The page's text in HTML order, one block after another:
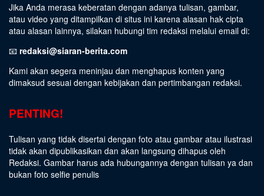
Jika Anda merasa keberatan dengan adanya tulisan, gambar,
atau video yang ditampilkan di situs ini karena alasan hak cipta
atau alasan lainnya, silakan hubungi tim redaksi melalui email di:
📧 redaksi@siaran-berita.com
Kami akan segera meninjau dan menghapus konten yang
dimaksud sesuai dengan kebijakan dan pertimbangan redaksi.
PENTING!
Tulisan yang tidak disertai dengan foto atau gambar atau ilustrasi
tidak akan dipublikasikan dan akan langsung dihapus oleh
Redaksi. Gambar harus ada hubungannya dengan tulisan ya dan
bukan foto selfie penulis